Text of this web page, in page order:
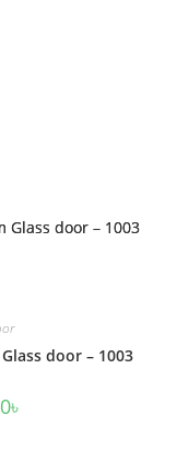
door – 1003
৳